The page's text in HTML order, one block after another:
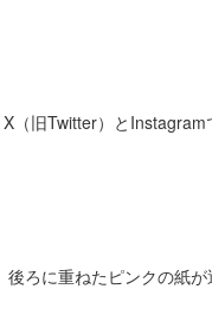
（旧Twitter）と
ろに重ねたピンクの紙